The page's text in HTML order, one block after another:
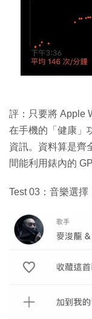
評：只要將 Apple
在手機的「健康」
資訊。資料算是齊
間能利用錶內的
Test 03：音樂選擇